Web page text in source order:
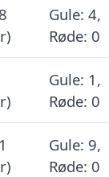
Gule: 4,
Røde: 0
Gule: 1,
Røde: 0
Gule: 9,
Røde: 0